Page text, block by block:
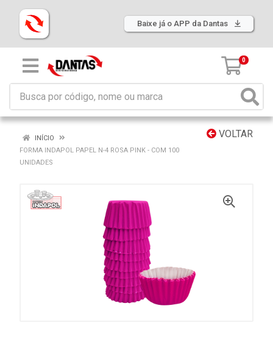
Baixe já o APP da Dantas
0
VOLTAR
INÍCIO
FORMA INDAPOL PAPEL N-4 ROSA PINK - COM 100
UNIDADES